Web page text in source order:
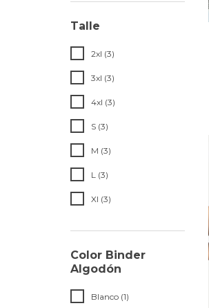
Talle
2xl (3)
3xl (3)
4xl (3)
S (3)
M (3)
L (3)
Xl (3)
Color Binder
Algodón
Blanco (1)